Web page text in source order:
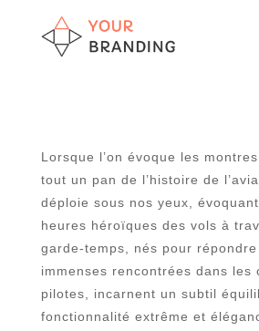
Lorsque l’on évoque les
tout un pan de l’histoire de
déploie sous nos yeux,
heures héroïques des vols à
garde-temps, nés pour
immenses rencontrées dans les
pilotes, incarnent un subtil
fonctionnalité extrême et